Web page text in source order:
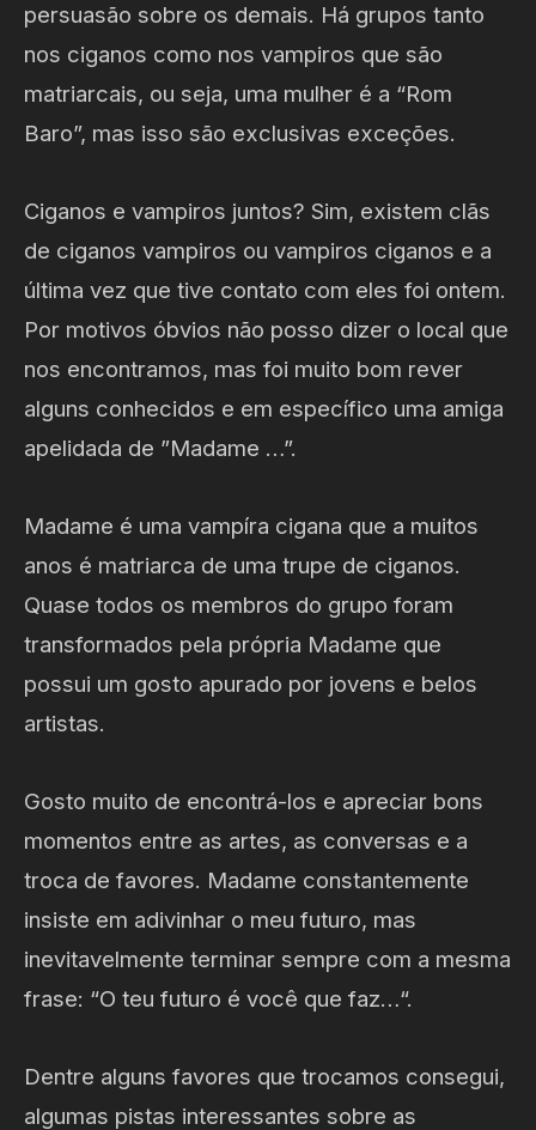
persuasão sobre os demais. Há grupos tanto
nos ciganos como nos vampiros que são
matriarcais, ou seja, uma mulher é a “Rom
Baro”, mas isso são exclusivas exceções.
Ciganos e vampiros juntos? Sim, existem clãs
de ciganos vampiros ou vampiros ciganos e a
última vez que tive contato com eles foi ontem.
Por motivos óbvios não posso dizer o local que
nos encontramos, mas foi muito bom rever
alguns conhecidos e em específico uma amiga
apelidada de ”Madame …”.
Madame é uma vampíra cigana que a muitos
anos é matriarca de uma trupe de ciganos.
Quase todos os membros do grupo foram
transformados pela própria Madame que
possui um gosto apurado por jovens e belos
artistas.
Gosto muito de encontrá-los e apreciar bons
momentos entre as artes, as conversas e a
troca de favores. Madame constantemente
insiste em adivinhar o meu futuro, mas
inevitavelmente terminar sempre com a mesma
frase: “O teu futuro é você que faz…“.
Dentre alguns favores que trocamos consegui,
algumas pistas interessantes sobre as